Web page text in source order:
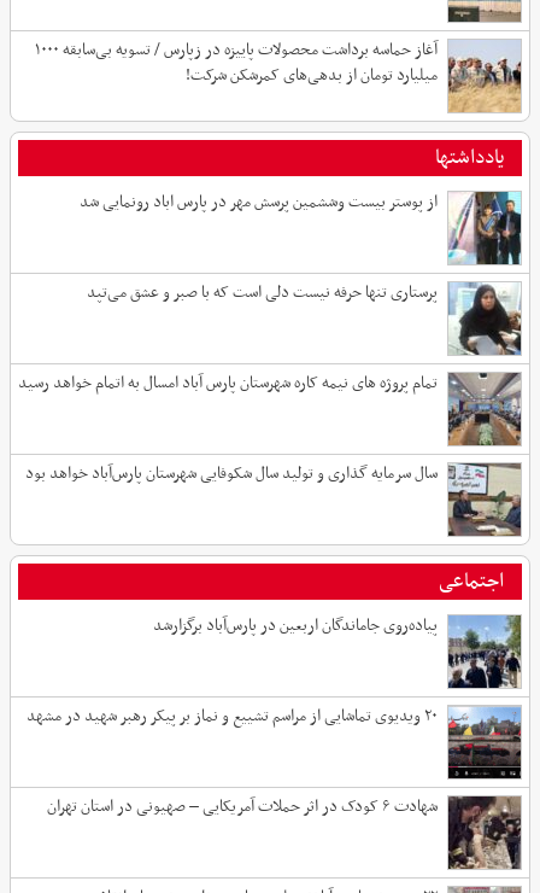
آغاز حماسه برداشت محصولات پاییزه در زپارس / تسویه بی‌سابقه ۱۰۰۰
میلیارد تومان از بدهی‌های کمرشکن شرکت!
یادداشتها
از پوستر بیست وششمین پرسش مهر در پارس اباد رونمایی شد
پرستاری تنها حرفه نیست دلی است که با صبر و عشق می‌تپد
تمام پروژه های نیمه کاره شهرستان پارس آباد امسال به اتمام خواهد رسید
سال سرمایه گذاری و تولید سال شکوفایی شهرستان پارس‌آباد خواهد بود
اجتماعی
پیاده‌روی جاماندگان اربعین در پارس‌آباد برگزارشد
۲۰ ویدیوی تماشایی از مراسم تشییع و نماز بر پیکر رهبر شهید در مشهد
شهادت ۶ کودک در اثر حملات آمریکایی – صهیونی در استان تهران